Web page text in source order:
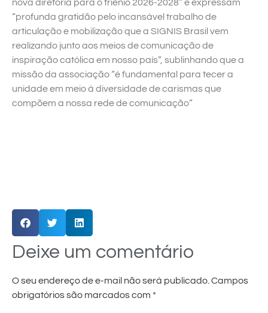
nova diretoria para o triênio 2026-2028” e expressam
“profunda gratidão pelo incansável trabalho de
articulação e mobilização que a SIGNIS Brasil vem
realizando junto aos meios de comunicação de
inspiração católica em nosso país”, sublinhando que a
missão da associação “é fundamental para tecer a
unidade em meio à diversidade de carismas que
compõem a nossa rede de comunicação”
Deixe um comentário
O seu endereço de e-mail não será publicado. Campos
obrigatórios são marcados com *